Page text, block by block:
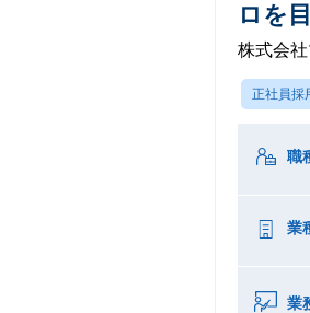
ロを
株式会
正社員採
職
業
業